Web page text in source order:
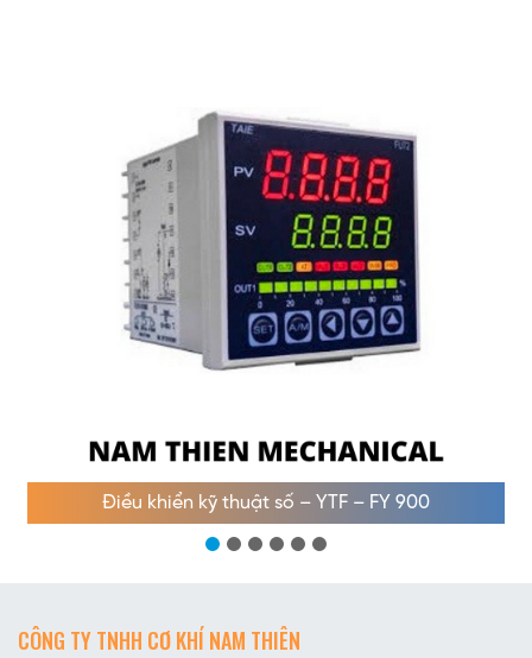
Điều khiển kỹ thuật số – YTF – FY 900
CÔNG TY TNHH CƠ KHÍ NAM THIÊN